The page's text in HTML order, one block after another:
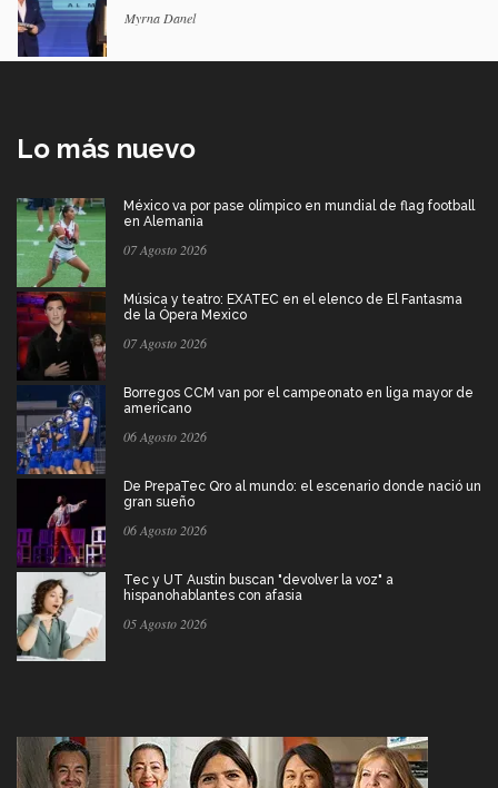
Myrna Danel
Lo más nuevo
México va por pase olímpico en mundial de flag football
en Alemania
07 Agosto 2026
Música y teatro: EXATEC en el elenco de El Fantasma
de la Ópera Mexico
07 Agosto 2026
Borregos CCM van por el campeonato en liga mayor de
americano
06 Agosto 2026
De PrepaTec Qro al mundo: el escenario donde nació un
gran sueño
06 Agosto 2026
Tec y UT Austin buscan "devolver la voz" a
hispanohablantes con afasia
05 Agosto 2026